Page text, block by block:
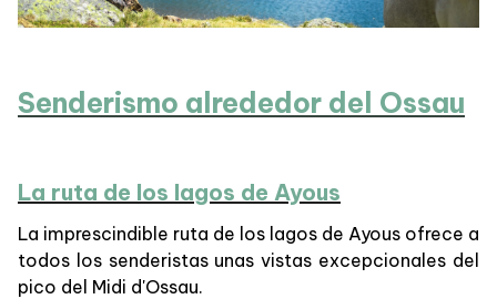
Senderismo alrededor del Ossau
La ruta de los lagos de Ayous
La imprescindible ruta de los lagos de Ayous ofrece a
todos los senderistas unas vistas excepcionales del
pico del Midi d'Ossau.